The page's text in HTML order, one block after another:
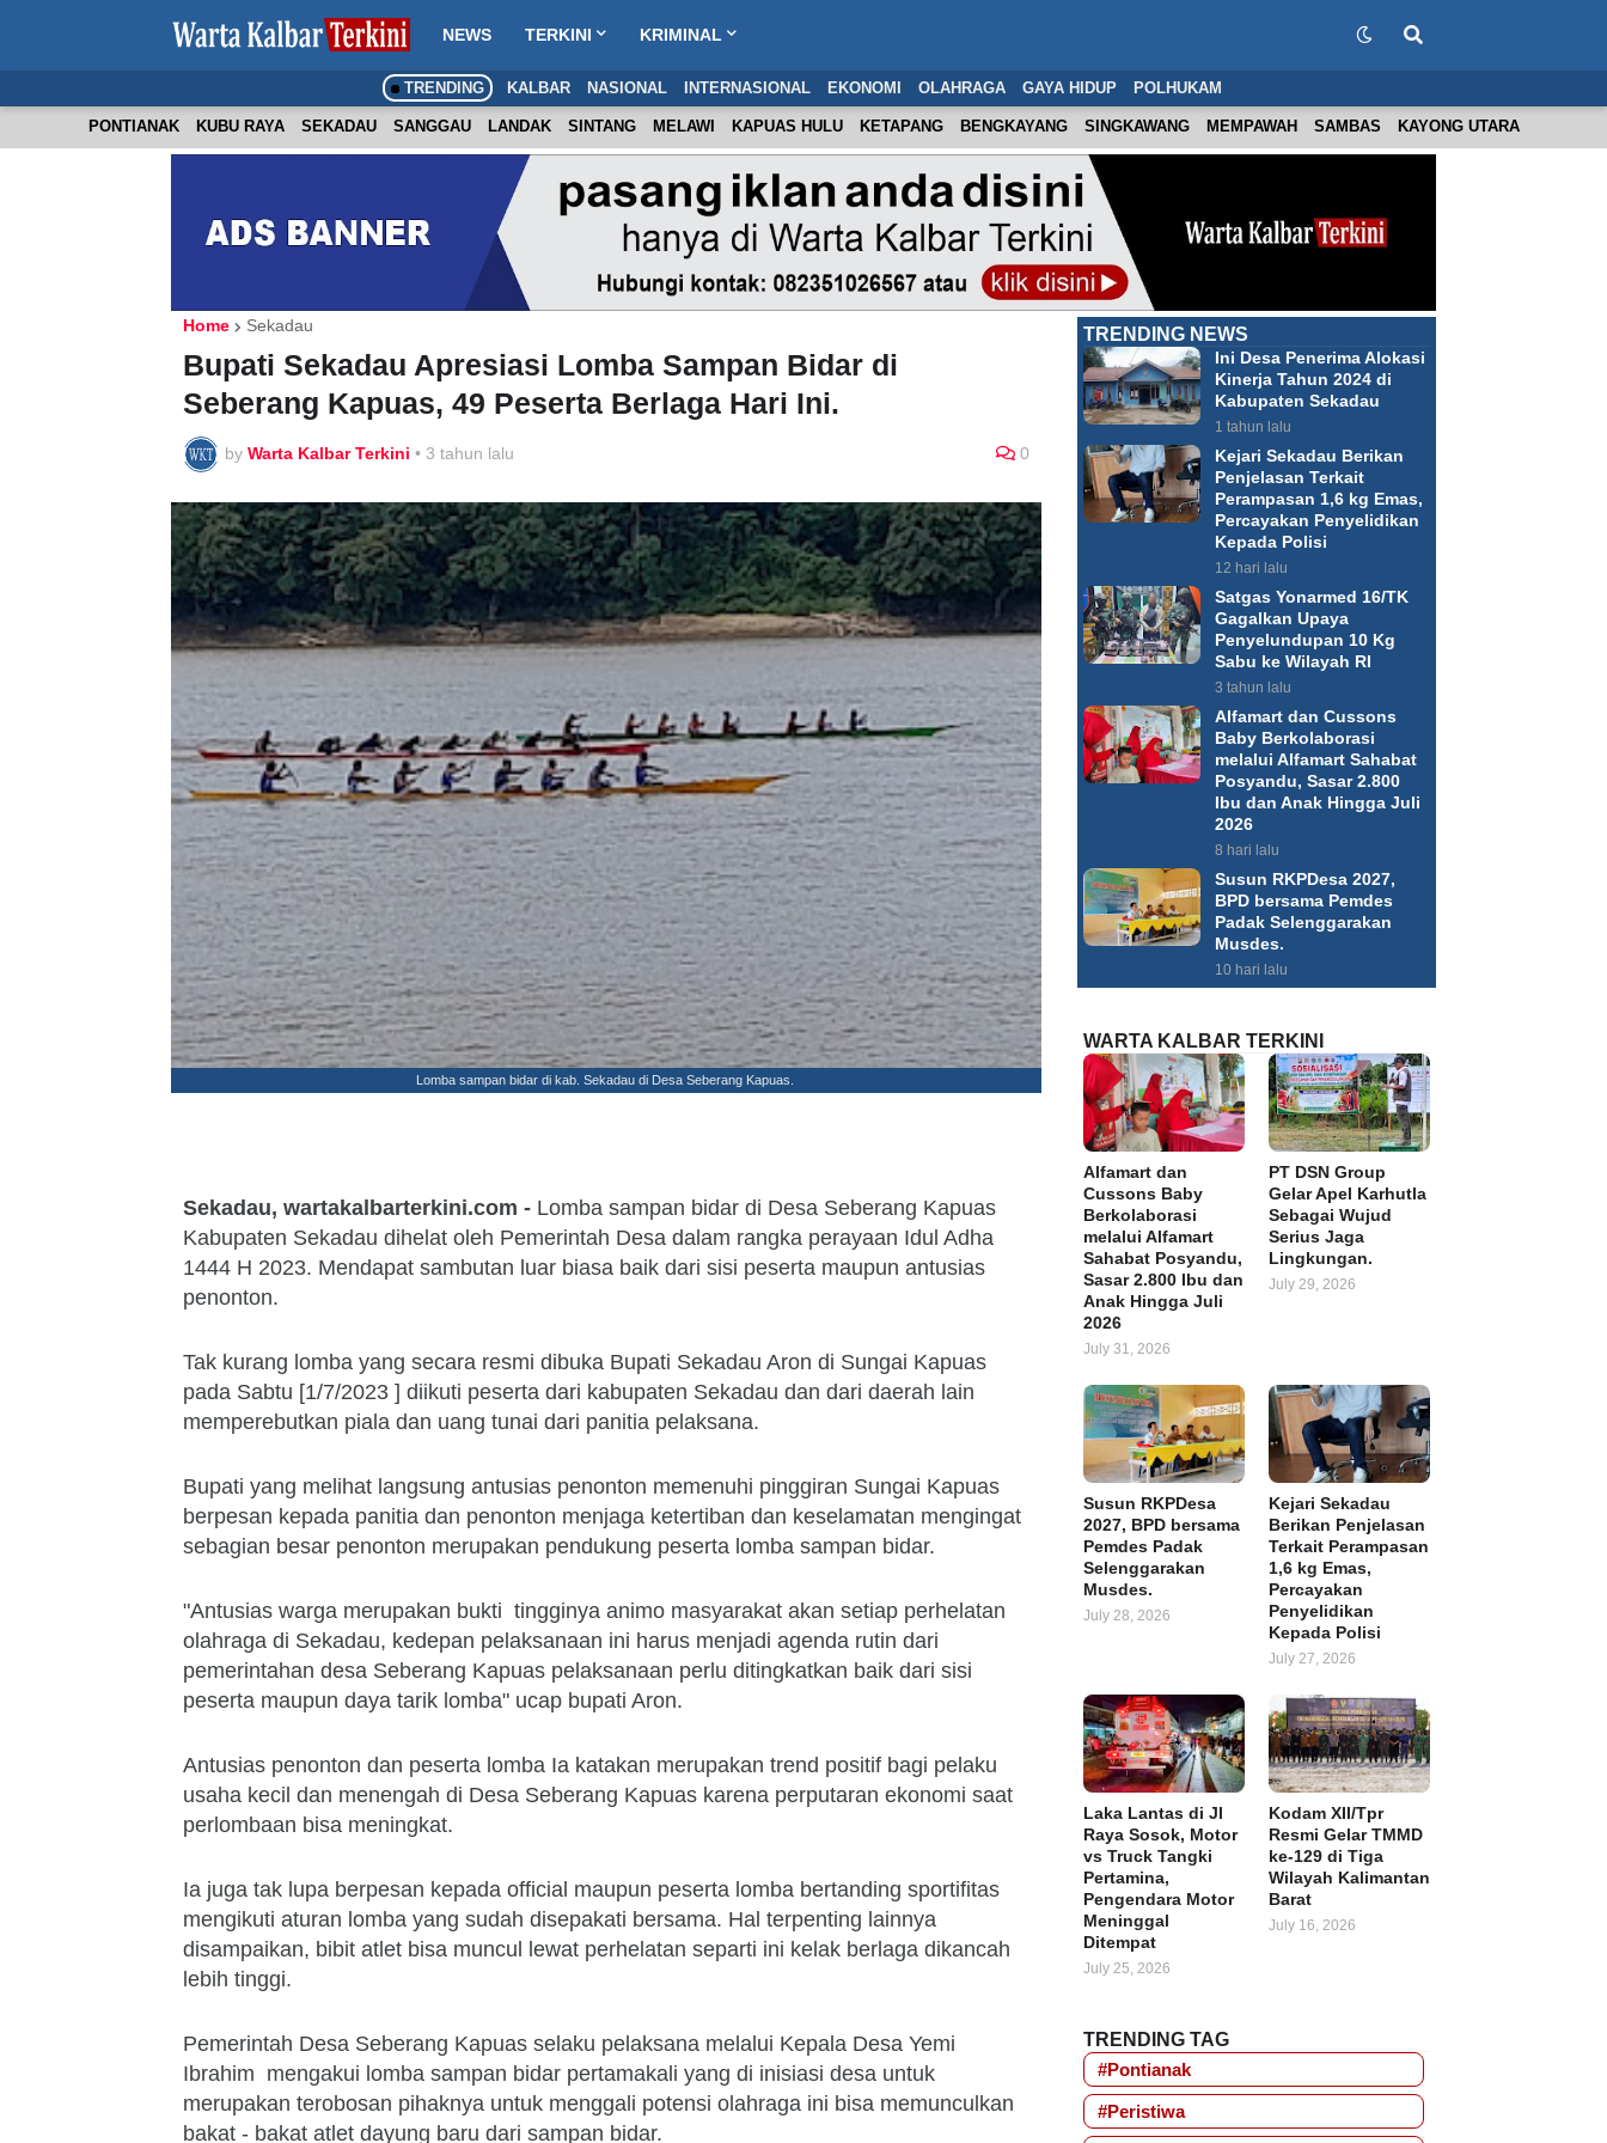
NEWS TERKINI KRIMINAL
TRENDING KALBAR NASIONAL INTERNASIONAL EKONOMI OLAHRAGA GAYA HIDUP POLHUKAM
PONTIANAK KUBU RAYA SEKADAU SANGGAU LANDAK SINTANG MELAWI KAPUAS HULU KETAPANG BENGKAYANG SINGKAWANG MEMPAWAH SAMBAS KAYONG UTARA
Home Sekadau
Bupati Sekadau Apresiasi Lomba Sampan Bidar di
Seberang Kapuas, 49 Peserta Berlaga Hari Ini.
by Warta Kalbar Terkini • 3 tahun lalu 0
Lomba sampan bidar di kab. Sekadau di Desa Seberang Kapuas.
Sekadau, wartakalbarterkini.com - Lomba sampan bidar di Desa Seberang Kapuas
Kabupaten Sekadau dihelat oleh Pemerintah Desa dalam rangka perayaan Idul Adha
1444 H 2023. Mendapat sambutan luar biasa baik dari sisi peserta maupun antusias
penonton.
Tak kurang lomba yang secara resmi dibuka Bupati Sekadau Aron di Sungai Kapuas
pada Sabtu [1/7/2023 ] diikuti peserta dari kabupaten Sekadau dan dari daerah lain
memperebutkan piala dan uang tunai dari panitia pelaksana.
Bupati yang melihat langsung antusias penonton memenuhi pinggiran Sungai Kapuas
berpesan kepada panitia dan penonton menjaga ketertiban dan keselamatan mengingat
sebagian besar penonton merupakan pendukung peserta lomba sampan bidar.
"Antusias warga merupakan bukti tingginya animo masyarakat akan setiap perhelatan
olahraga di Sekadau, kedepan pelaksanaan ini harus menjadi agenda rutin dari
pemerintahan desa Seberang Kapuas pelaksanaan perlu ditingkatkan baik dari sisi
peserta maupun daya tarik lomba" ucap bupati Aron.
Antusias penonton dan peserta lomba Ia katakan merupakan trend positif bagi pelaku
usaha kecil dan menengah di Desa Seberang Kapuas karena perputaran ekonomi saat
perlombaan bisa meningkat.
Ia juga tak lupa berpesan kepada official maupun peserta lomba bertanding sportifitas
mengikuti aturan lomba yang sudah disepakati bersama. Hal terpenting lainnya
disampaikan, bibit atlet bisa muncul lewat perhelatan separti ini kelak berlaga dikancah
lebih tinggi.
Pemerintah Desa Seberang Kapuas selaku pelaksana melalui Kepala Desa Yemi
Ibrahim mengakui lomba sampan bidar pertamakali yang di inisiasi desa untuk
merupakan terobosan pihaknya untuk menggali potensi olahraga ini bisa memunculkan
bakat - bakat atlet dayung baru dari sampan bidar.
TRENDING NEWS
Ini Desa Penerima Alokasi
Kinerja Tahun 2024 di
Kabupaten Sekadau
1 tahun lalu
Kejari Sekadau Berikan
Penjelasan Terkait
Perampasan 1,6 kg Emas,
Percayakan Penyelidikan
Kepada Polisi
12 hari lalu
Satgas Yonarmed 16/TK
Gagalkan Upaya
Penyelundupan 10 Kg
Sabu ke Wilayah RI
3 tahun lalu
Alfamart dan Cussons
Baby Berkolaborasi
melalui Alfamart Sahabat
Posyandu, Sasar 2.800
Ibu dan Anak Hingga Juli
2026
8 hari lalu
Susun RKPDesa 2027,
BPD bersama Pemdes
Padak Selenggarakan
Musdes.
10 hari lalu
WARTA KALBAR TERKINI
Alfamart dan
Cussons Baby
Berkolaborasi
melalui Alfamart
Sahabat Posyandu,
Sasar 2.800 Ibu dan
Anak Hingga Juli
2026
July 31, 2026
PT DSN Group
Gelar Apel Karhutla
Sebagai Wujud
Serius Jaga
Lingkungan.
July 29, 2026
Susun RKPDesa
2027, BPD bersama
Pemdes Padak
Selenggarakan
Musdes.
July 28, 2026
Kejari Sekadau
Berikan Penjelasan
Terkait Perampasan
1,6 kg Emas,
Percayakan
Penyelidikan
Kepada Polisi
July 27, 2026
Laka Lantas di Jl
Raya Sosok, Motor
vs Truck Tangki
Pertamina,
Pengendara Motor
Meninggal
Ditempat
July 25, 2026
Kodam XII/Tpr
Resmi Gelar TMMD
ke-129 di Tiga
Wilayah Kalimantan
Barat
July 16, 2026
TRENDING TAG
#Pontianak
#Peristiwa